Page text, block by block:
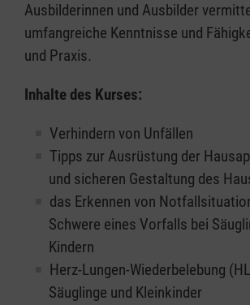
Ausbilderinnen und Ausbilder
umfangreiche Kenntnisse und
und Praxis.
Inhalte des Kurses:
Verhindern von Unfällen
Tipps zur Ausrüstung der
und sicheren Gestaltung des
das Erkennen von
Schwere eines Vorfalls bei
Kindern
Herz-Lungen-Wiederbelebung
Säuglinge und Kleinkinder